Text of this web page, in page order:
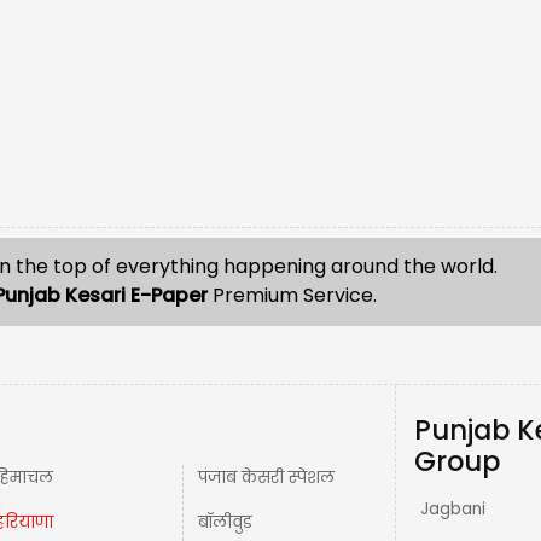
the top of everything happening around the world.
Kesari E-PaperPremium Service.
पंजाब केसरी स्पेशल
बॉलीवुड
Punjab
Group
Jagbani